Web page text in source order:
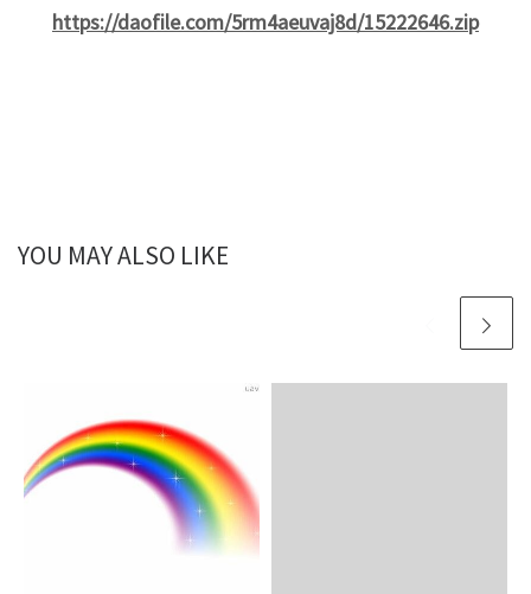
https://daofile.com/5rm4aeuvaj8d/15222646.zip
YOU MAY ALSO LIKE